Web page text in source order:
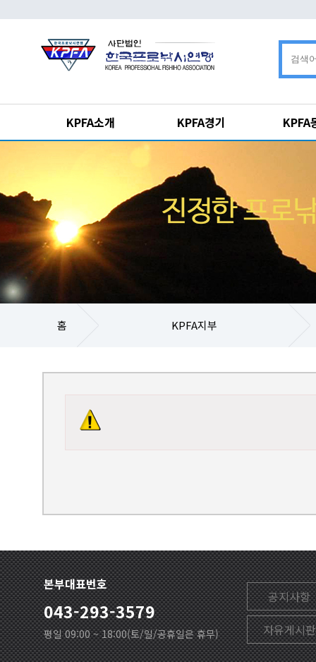
KPFA소개 KPFA경기 KPFA
홈 KPFA지부
본부대표번호
043-293-3579
평일 09:00 ~ 18:00(토/일/공휴일은 휴무)
공지사항
자유게시판